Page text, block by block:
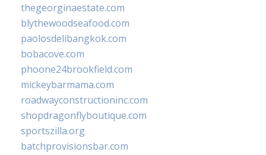
thegeorginaestate.com
blythewoodseafood.com
paolosdelibangkok.com
bobacove.com
phoone24brookfield.com
mickeybarmama.com
roadwayconstructioninc.com
shopdragonflyboutique.com
sportszilla.org
batchprovisionsbar.com